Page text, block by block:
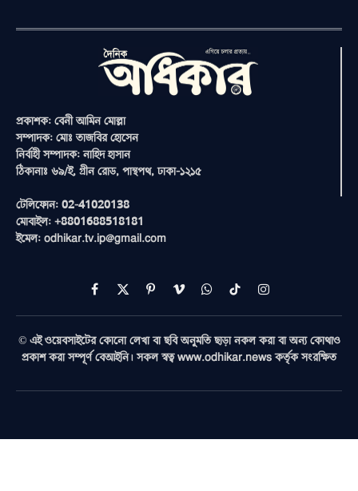
প্রকাশক: বেনী আমিন মোল্লা
সম্পাদক: মোঃ তাজবির হোসেন
নির্বাহী সম্পাদক: নাহিদ হাসান
ঠিকানাঃ ৬৯/ই, গ্রীন রোড, পান্থপথ, ঢাকা-১২১৫
টেলিফোন: 02-41020138
মোবাইল: +8801688518181
ইমেল: odhikar.tv.ip@gmail.com
Facebook
X
(Twitter)
PinterestVimeoWhatsAppTikTokInstagram
© এই ওয়েবসাইটের কোনো লেখা বা ছবি অনুমতি ছাড়া নকল করা বা অন্য কোথাও
প্রকাশ করা সম্পূর্ণ বেআইনি। সকল স্বত্ব www.odhikar.news কর্তৃক সংরক্ষিত